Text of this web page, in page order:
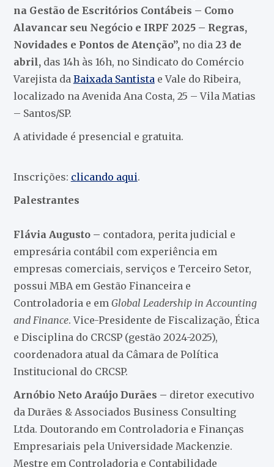
na Gestão de Escritórios Contábeis – Como
Alavancar seu Negócio e IRPF 2025 – Regras,
Novidades e Pontos de Atenção”, no dia 23 de
abril, das 14h às 16h, no Sindicato do Comércio
Varejista da Baixada Santista e Vale do Ribeira,
localizado na Avenida Ana Costa, 25 – Vila Matias
– Santos/SP.
A atividade é presencial e gratuita.
Inscrições: clicando aqui.
Palestrantes
Flávia Augusto – contadora, perita judicial e
empresária contábil com experiência em
empresas comerciais, serviços e Terceiro Setor,
possui MBA em Gestão Financeira e
Controladoria e em Global Leadership in Accounting
and Finance. Vice-Presidente de Fiscalização, Ética
e Disciplina do CRCSP (gestão 2024-2025),
coordenadora atual da Câmara de Política
Institucional do CRCSP.
Arnóbio Neto Araújo Durães – diretor executivo
da Durães & Associados Business Consulting
Ltda. Doutorando em Controladoria e Finanças
Empresariais pela Universidade Mackenzie.
Mestre em Controladoria e Contabilidade